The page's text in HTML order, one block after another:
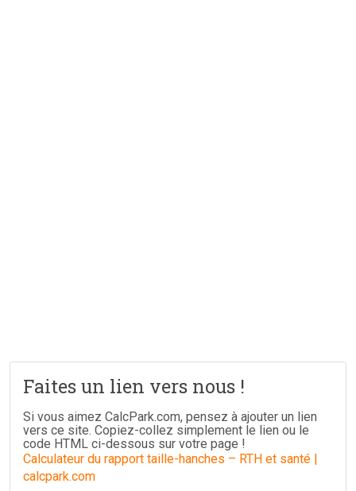
Faites un lien vers nous !
Si vous aimez CalcPark.com, pensez à ajouter un lien
vers ce site. Copiez-collez simplement le lien ou le
code HTML ci-dessous sur votre page !
Calculateur du rapport taille-hanches – RTH et santé |
calcpark.com